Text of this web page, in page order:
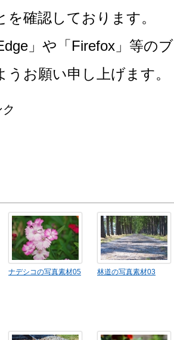
を確認しております。
」や「Firefox」等の
うお願い申し上げます。
ナデシコの写真素材05 林道の写真素材03